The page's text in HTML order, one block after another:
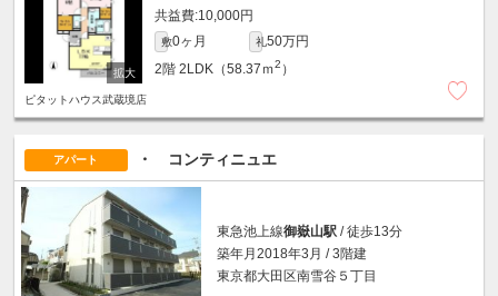
10,000円
敷0ヶ月 礼50万円
2階 2LDK（58.37ｍ2 ）
ピタットハウス武蔵境店
アパート ・ コンティニュエ
東急池上線御嶽山駅 / 徒歩13分
築年月2018年3月 / 3階建
東京都大田区南雪谷５丁目